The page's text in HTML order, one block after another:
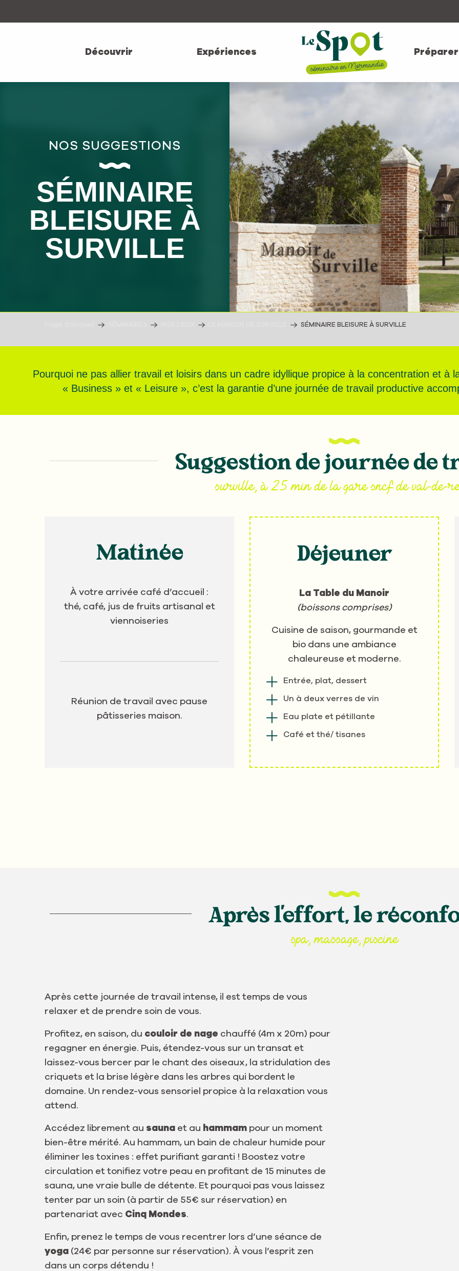
Découvrir Expériences
NOS SUGGESTIONS
SÉMINAIRE
BLEISURE À
SURVILLE
SÉMINAIRE BLEISURE À SURVILLE
Pourquoi ne pas allier travail et loisirs dans un cadre idyllique propice à la concentration et à
« Business » et « Leisure », c’est la garantie d’une journée de travail productive
Suggestion de journée de
surville, à 25 min de la gare sncf de val-de-
Matinée
À votre arrivée café d’accueil :
thé, café, jus de fruits artisanal et
viennoiseries
Réunion de travail avec pause
pâtisseries maison.
Déjeuner
La Table du Manoir
(boissons comprises)
Cuisine de saison, gourmande et
bio dans une ambiance
chaleureuse et moderne.
Entrée, plat, dessert
Un à deux verres de vin
Eau plate et pétillante
Café et thé/ tisanes
Après l'effort, le
spa, massage, piscine
Après cette journée de travail intense, il est temps de vous
relaxer et de prendre soin de vous.
Profitez, en saison, du couloir de nage chauffé (4m x 20m) pour
regagner en énergie. Puis, étendez-vous sur un transat et
laissez-vous bercer par le chant des oiseaux, la stridulation des
criquets et la brise légère dans les arbres qui bordent le
domaine. Un rendez-vous sensoriel propice à la relaxation vous
attend.
Accédez librement au sauna et au hammam pour un moment
bien-être mérité. Au hammam, un bain de chaleur humide pour
éliminer les toxines : effet purifiant garanti ! Boostez votre
circulation et tonifiez votre peau en profitant de 15 minutes de
sauna, une vraie bulle de détente. Et pourquoi pas vous laissez
tenter par un soin (à partir de 55€ sur réservation) en
partenariat avec Cinq Mondes.
Enfin, prenez le temps de vous recentrer lors d’une séance de
yoga (24€ par personne sur réservation). À vous l’esprit zen
dans un corps détendu !